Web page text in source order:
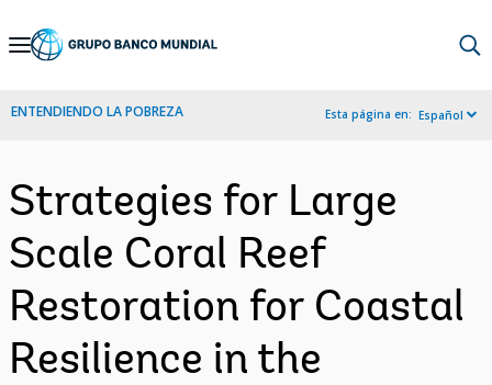
Skip
Navigation
ENTENDIENDO LA POBREZA Esta página en: Español
Strategies for Large
Scale Coral Reef
Restoration for Coastal
Resilience in the